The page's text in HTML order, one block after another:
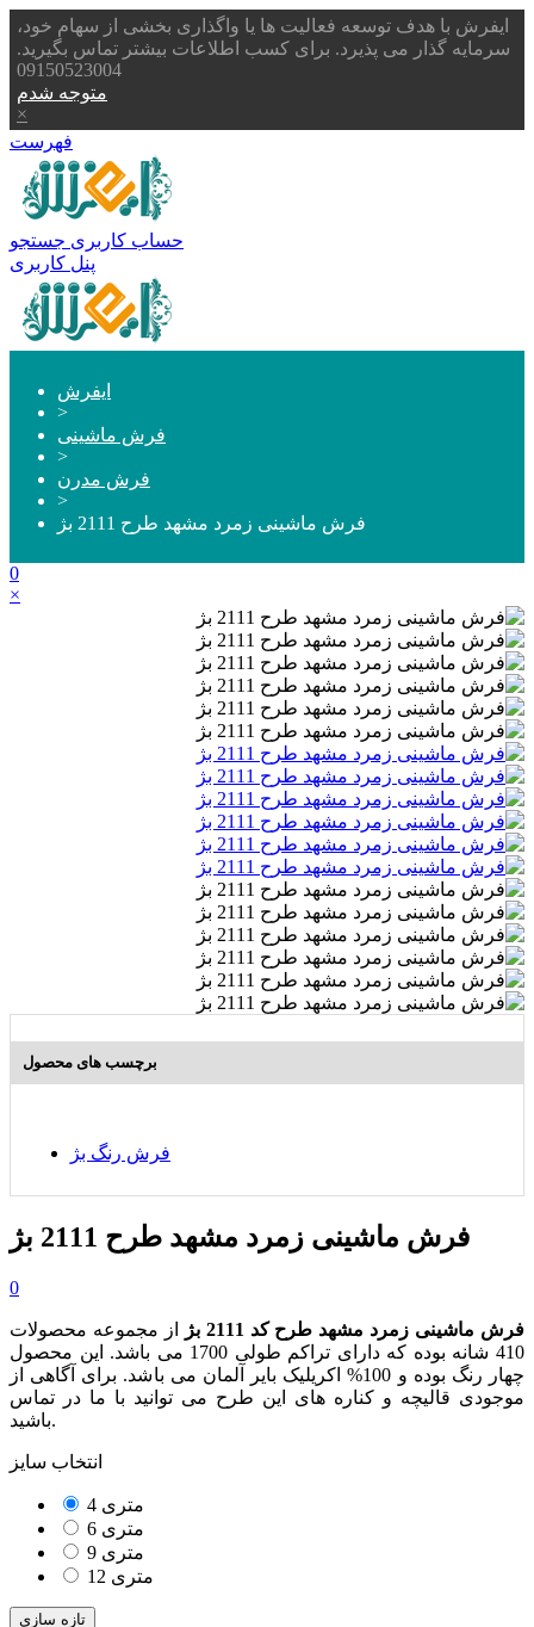
ایفرش با هدف توسعه فعالیت ها یا واگذاری بخشی از سهام خود،
سرمایه گذار می پذیرد. برای کسب اطلاعات بیشتر تماس بگیرید.
09150523004
متوجه شدم
×
فهرست
حساب کاربری جستجو
پنل کاربری
ایفرش
>
فرش ماشینی
>
فرش مدرن
>
فرش ماشینی زمرد مشهد طرح 2111 بژ
0
×
برچسب های محصول
فرش رنگ بژ
فرش ماشینی زمرد مشهد طرح 2111 بژ
0
فرش ماشینی زمرد مشهد طرح کد 2111 بژ
از مجموعه محصولات
410 شانه بوده که دارای تراکم طولی 1700 می باشد. این محصول
چهار رنگ بوده و 100% اکریلیک بایر آلمان می باشد. برای آگاهی از
موجودی قالیچه و کناره های این طرح می توانید با ما در تماس
باشید.
انتخاب سایز
4 متری
6 متری
9 متری
12 متری